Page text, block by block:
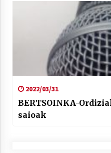
2022/03/31
BERTSOINKA-
saioak